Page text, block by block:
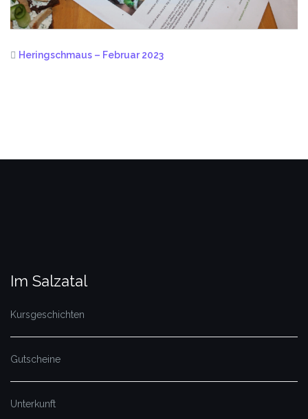
Heringschmaus – Februar 2023
Im Salzatal
Kursgeschichten
Gutscheine
Unterkunft